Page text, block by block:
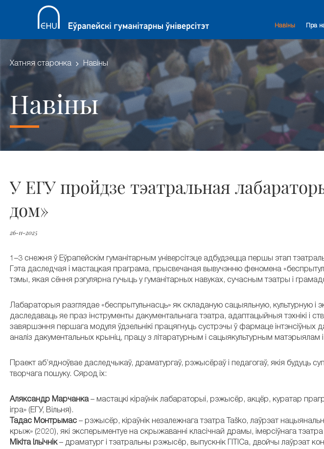
Навіны Пра
Хатняя старонка Навіны
Навіны
У ЕГУ пройдзе тэатральная
дом»
26-11-2025
1–3 снежня ў Еўрапейскім гуманітарным універсітэце адбудзецца першы этап
Гэта даследчая і мастацкая праграма, прысвечаная вывучэнню феномена
тэмы, якая сёння рэгулярна гучыць у гуманітарных навуках, сучасным тэатры і
Лабараторыя разглядае «беспрытульнасць» як складаную сацыяльную, культурную і
даследаваць яе праз інструменты дакументальнага тэатра, адаптацыйныя тэхнікі і
завяршэння першага модуля ўдзельнікі працягнуць сустрэчы ў фармаце інтэнсіўных
аналіз дакументальных крыніц, працу з літаратурным і сацыякультурным матэрыялам
Праект аб’ядноўвае даследчыкаў, драматургаў, рэжысёраў і педагогаў, якія будуць
творчага пошуку. Сярод іх:
Аляксандр Марчанка– мастацкі кіраўнік лабараторыі, рэжысёр, акцёр, куратар
ігра» (ЕГУ, Вільня).
Тадас Монтрымас – рэжысёр, кіраўнік незалежнага тэатра Taško, лаўрэат
крыж» (2020), які эксперыментуе на скрыжаванні класічнай драмы, імерсіўнага
Мікіта Ільічнік– драматург і тэатральны рэжысёр, выпускнік ГІТІСа, двойчы лаўрэат